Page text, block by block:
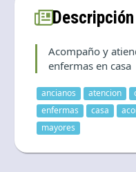
Language and
EN|USD
Descripción
Acompaño y
enfermas en casa
ancianos atencion
enfermas
casa
mayores